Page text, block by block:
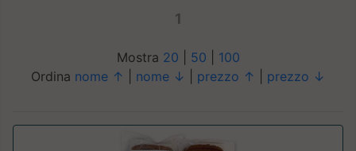
1
Mostra 20 50
100
Ordina nome ↑ nome ↓ prezzo ↑ prezzo ↓